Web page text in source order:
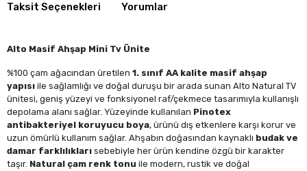
Taksit Seçenekleri Yorumlar
Alto Masif Ahşap Mini Tv Ünite
%100 çam ağacından üretilen 1. sınıf AA kalite masif ahşap
yapısı ile sağlamlığı ve doğal duruşu bir arada sunan Alto Natural TV
ünitesi, geniş yüzeyi ve fonksiyonel raf/çekmece tasarımıyla kullanışlı
depolama alanı sağlar. Yüzeyinde kullanılan Pinotex
antibakteriyel koruyucu boya, ürünü dış etkenlere karşı korur ve
uzun ömürlü kullanım sağlar. Ahşabın doğasından kaynaklı budak ve
damar farklılıkları sebebiyle her ürün kendine özgü bir karakter
taşır. Natural çam renk tonu ile modern, rustik ve doğal